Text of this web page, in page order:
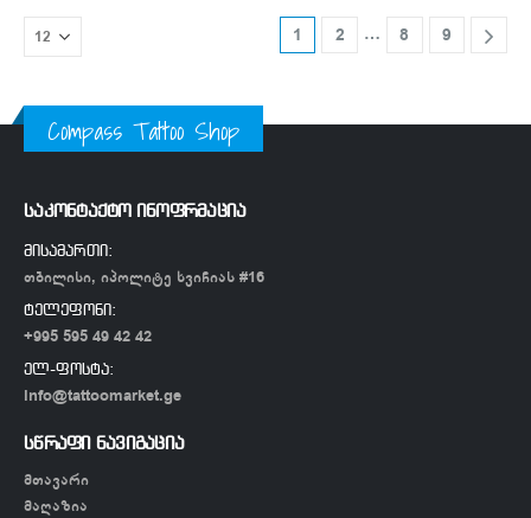
1 2 … 8 9
Compass Tattoo Shop
საკონტაქტო ინოფრმაცია
მისამართი:
თბილისი, იპოლიტე ხვიჩიას #16
ტელეფონი:
+995 595 49 42 42
ელ-ფოსტა:
info@tattoomarket.ge
სწრაფი ნავიგაცია
მთავარი
მაღაზია